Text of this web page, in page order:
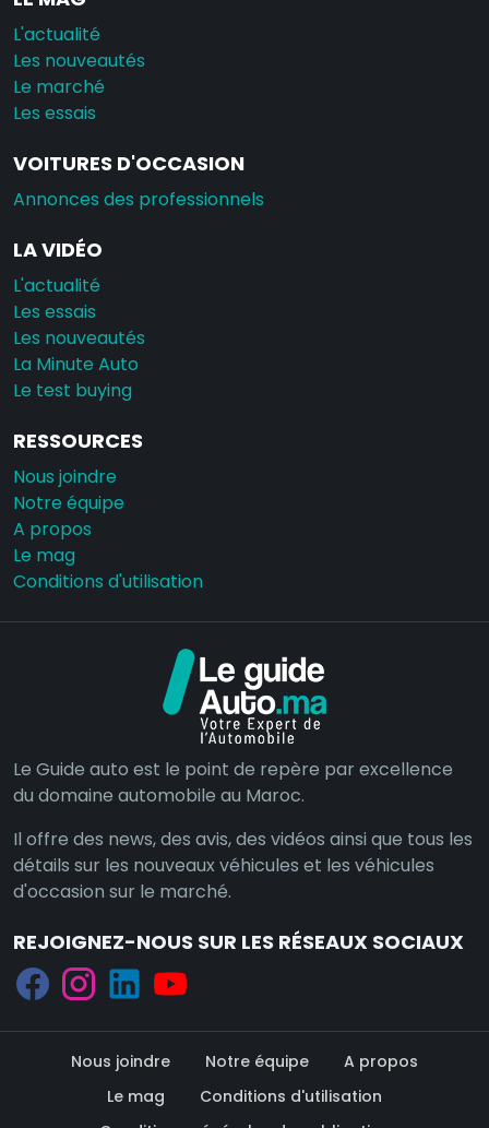
L'actualité
Les nouveautés
Le marché
Les essais
VOITURES D'OCCASION
Annonces des professionnels
LA VIDÉO
L'actualité
Les essais
Les nouveautés
La Minute Auto
Le test buying
RESSOURCES
Nous joindre
Notre équipe
A propos
Le mag
Conditions d'utilisation
Le Guide auto est le point de repère par excellence
du domaine automobile au Maroc.
Il offre des news, des avis, des vidéos ainsi que tous les
détails sur les nouveaux véhicules et les véhicules
d'occasion sur le marché.
REJOIGNEZ-NOUS SUR LES RÉSEAUX SOCIAUX
Nous joindre Notre équipe
A propos
Le mag
Conditions d'utilisation